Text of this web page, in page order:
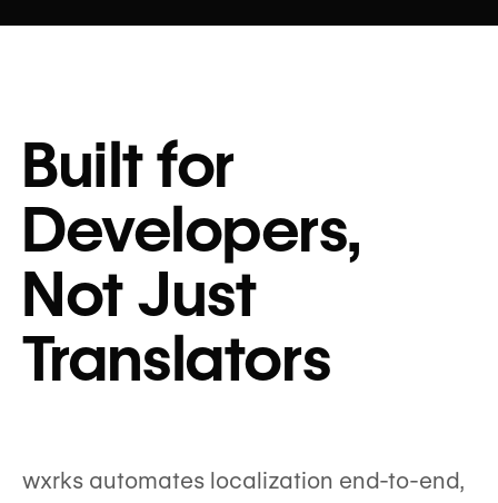
Built for
Developers,
Not Just
Translators
wxrks automates localization end-to-end,